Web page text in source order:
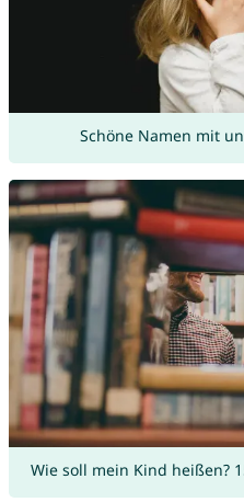
Schöne Namen mit
Wie soll mein Kind heißen?